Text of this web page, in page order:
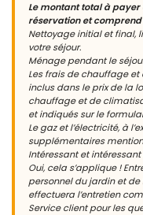
Le montant total à
réservation et comprend
Nettoyage initial et final,
votre séjour.
Ménage pendant le
Les frais de chauffage
inclus dans le prix de la
chauffage et de
et indiqués sur le
Le gaz et l’électricité, à
supplémentaires
Intéressant et intéressant
Oui, cela s’applique !
personnel du jardin et
effectuera l’entretien
Service client pour les